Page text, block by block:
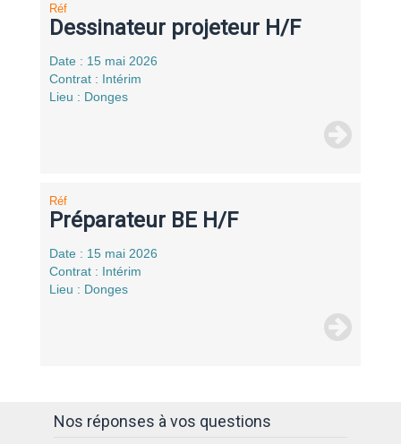
Réf
Dessinateur projeteur H/F
Date : 15 mai 2026
Contrat : Intérim
Lieu : Donges
Réf
Préparateur BE H/F
Date : 15 mai 2026
Contrat : Intérim
Lieu : Donges
Nos réponses à vos questions